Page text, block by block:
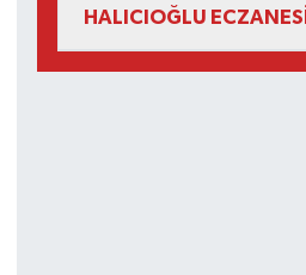
HALICIOĞLU ECZANESİ